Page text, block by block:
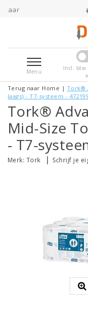
Voor
Menu
Incl. btw
Terug naar Home | Tork®
laags) - T7-systeem - 472199
Tork®
Mid-Size
- T7-
Merk: Tork | Schrijf je